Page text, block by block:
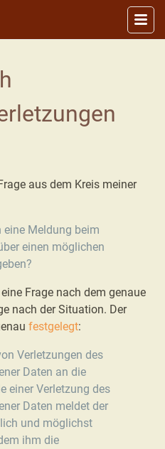
aus dem Kreis meiner
Meldung beim
einen möglichen
Frage nach dem genaue
nach der Situation. Der
festgelegt:
Verletzungen des
Daten an die
einer Verletzung des
Daten meldet der
und möglichst
ihm die